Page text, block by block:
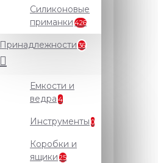
Силиконовые
приманки 426
Принадлежности 36
Емкости и
ведра 4
Инструменты 0
Коробки и
ящики 25